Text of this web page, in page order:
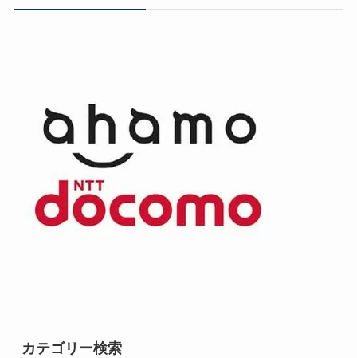
カテゴリー検索